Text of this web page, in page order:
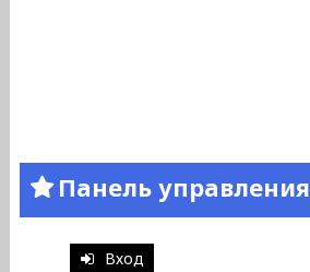
Панель управления
Вход